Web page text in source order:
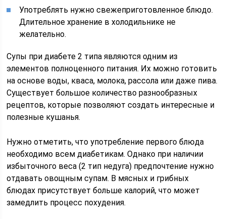
Употреблять нужно свежеприготовленное блюдо.
Длительное хранение в холодильнике не
желательно.
Супы при диабете 2 типа являются одним из
элементов полноценного питания. Их можно готовить
на основе воды, кваса, молока, рассола или даже пива.
Существует большое количество разнообразных
рецептов, которые позволяют создать интересные и
полезные кушанья.
Нужно отметить, что употребление первого блюда
необходимо всем диабетикам. Однако при наличии
избыточного веса (2 тип недуга) предпочтение нужно
отдавать овощным супам. В мясных и грибных
блюдах присутствует больше калорий, что может
замедлить процесс похудения.